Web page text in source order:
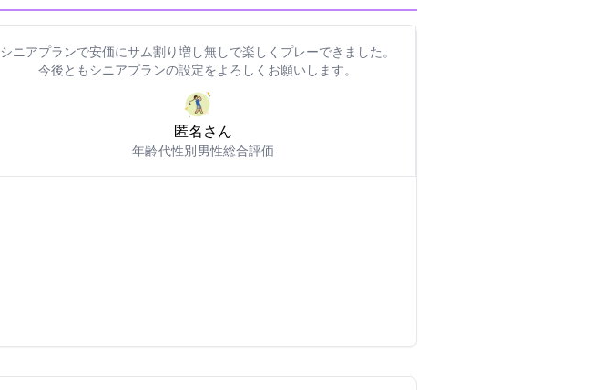
シニアプランで安価に2サム割り増し無しで楽しくプレーできました。
今後ともシニアプランの設定をよろしくお願いします。
匿名さん
年齢: 60代性別: 男性総合評価: 5